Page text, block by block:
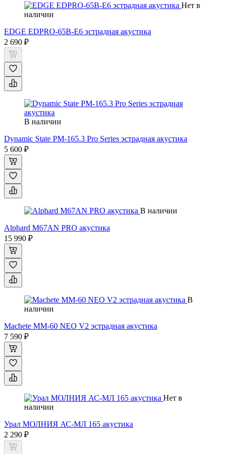
Нет в
наличии
EDGE EDPRO-65B-E6 эстрадная акустика
2 690 ₽
В наличии
Dynamic State PM-165.3 Pro Series эстрадная акустика
5 600 ₽
В наличии
Alphard M67AN PRO акустика
15 990 ₽
В
наличии
Machete MM-60 NEO V2 эстрадная акустика
7 590 ₽
Нет в
наличии
Урал МОЛНИЯ АС-МЛ 165 акустика
2 290 ₽